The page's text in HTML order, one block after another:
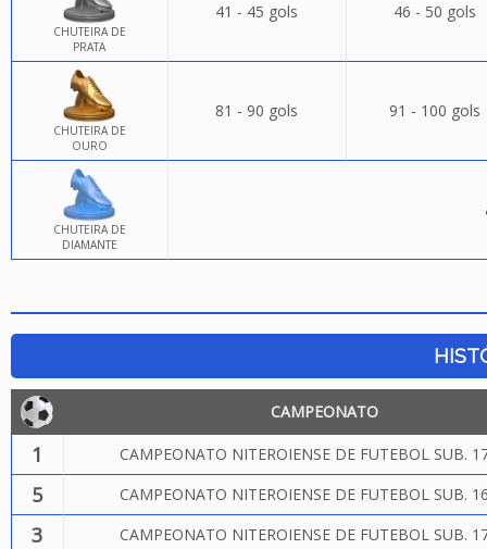
CHUTEIRA DE
PRATA
41 - 45 gols 46 - 50 gols
CHUTEIRA DE
OURO
81 - 90 gols 91 - 100 gols
CHUTEIRA DE
DIAMANTE
CAMPEONATO
1 CAMPEONATO NITEROIENSE DE FUTEBOL SUB.
5 CAMPEONATO NITEROIENSE DE FUTEBOL SUB.
3 CAMPEONATO NITEROIENSE DE FUTEBOL SUB.